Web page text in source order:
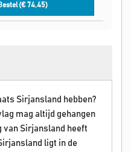
(€74,45)
Sirjansland hebben?
mag altijd gehangen
van Sirjansland heeft
ligt in de